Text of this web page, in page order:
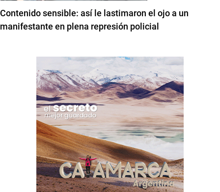
Contenido sensible: así le lastimaron el ojo a un
manifestante en plena represión policial